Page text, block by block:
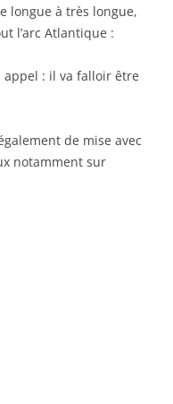
longue à très longue,
l’arc Atlantique :
appel : il va falloir être
de mise avec
notamment sur